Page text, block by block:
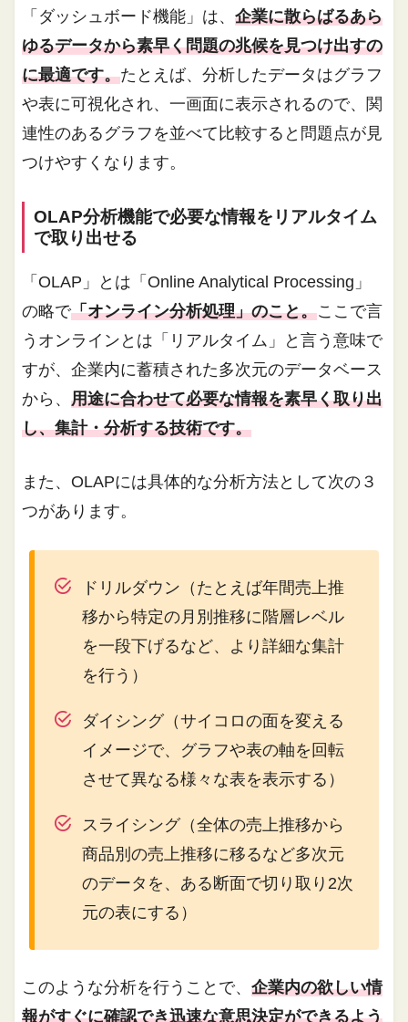
「ダッシュボード機能」は、企業に散らばるあら
ゆるデータから素早く問題の兆候を見つけ出すの
に最適です。たとえば、分析したデータはグラフ
や表に可視化され、一画面に表示されるので、関
連性のあるグラフを並べて比較すると問題点が見
つけやすくなります。
OLAP分析機能で必要な情報をリアルタイム
で取り出せる
「OLAP」とは「Online Analytical Processing」
の略で「オンライン分析処理」のこと。ここで言
うオンラインとは「リアルタイム」と言う意味で
すが、企業内に蓄積された多次元のデータベース
から、用途に合わせて必要な情報を素早く取り出
し、集計・分析する技術です。
また、OLAPには具体的な分析方法として次の３
つがあります。
ドリルダウン（たとえば年間売上推
移から特定の月別推移に階層レベル
を一段下げるなど、より詳細な集計
を行う）
ダイシング（サイコロの面を変える
イメージで、グラフや表の軸を回転
させて異なる様々な表を表示する）
スライシング（全体の売上推移から
商品別の売上推移に移るなど多次元
のデータを、ある断面で切り取り2次
元の表にする）
このような分析を行うことで、企業内の欲しい情
報がすぐに確認でき迅速な意思決定ができるよう